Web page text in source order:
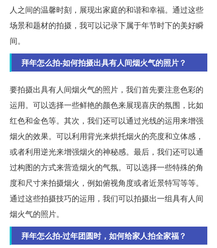
人之间的温馨时刻，展现出家庭的和谐和幸福。通过这些
场景和题材的拍摄，我可以记录下属于年节时下的美好瞬
间。
拜年怎么拍-如何拍摄出具有人间烟火气的照片？
要拍摄出具有人间烟火气的照片，我们首先要注意色彩的
运用。可以选择一些鲜艳的颜色来展现喜庆的氛围，比如
红色和金色等。其次，我们还可以通过光线的运用来增强
烟火的效果。可以利用背光来烘托烟火的亮度和立体感，
或者利用逆光来增强烟火的神秘感。最后，我们还可以通
过构图的方式来营造烟火的气氛。可以选择一些特殊的角
度和尺寸来拍摄烟火，例如俯视角度或者近景特写等等。
通过这些拍摄技巧的运用，我们可以拍摄出一组具有人间
烟火气的照片。
拜年怎么拍-过年团圆时，如何给家人拍全家福？